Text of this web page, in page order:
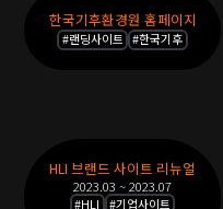
한국기후환경원 홈페이지
#랜딩사이트 #한국기후
HLI 브랜드 사이트 리뉴얼
2023.03 ~ 2023.07
#HLI #기업사이트